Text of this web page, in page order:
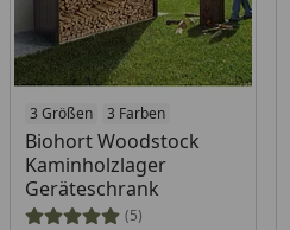
3 Größen 3 Farben
Biohort Woodstock
Kaminholzlager
Geräteschrank
(5)